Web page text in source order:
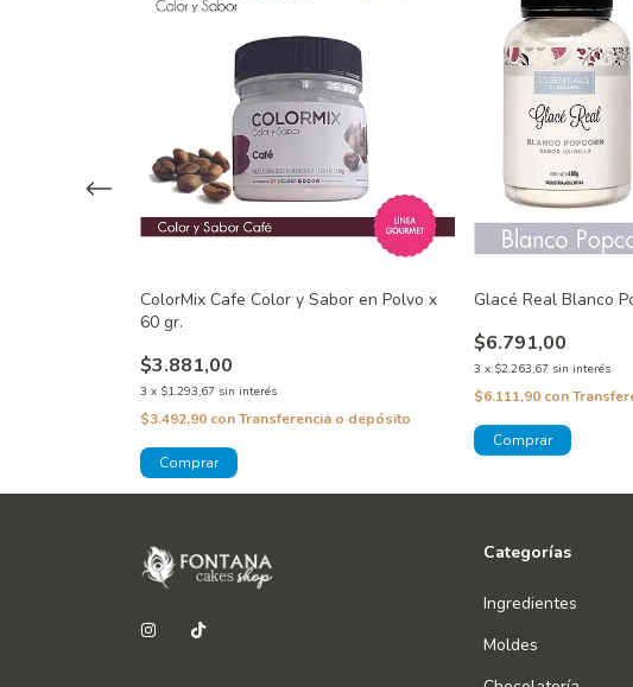
ColorMix Cafe Color y Sabor en Polvo x
60 gr.
$3.881,00
3 x $1.293,67 sin interés
$3.492,90 conTransferencia o depósito
Glacé Real Blanco
$6.791,00
3 x $2.263,67 sin interés
$6.111,90 con
Categorías
Ingredientes
Moldes